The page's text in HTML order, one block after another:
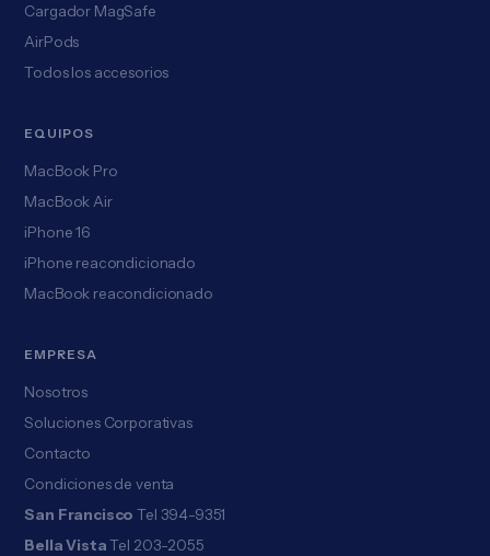
Cargador MagSafe
AirPods
Todos los accesorios
EQUIPOS
MacBook Pro
MacBook Air
iPhone 16
iPhone reacondicionado
MacBook reacondicionado
EMPRESA
Nosotros
Soluciones Corporativas
Contacto
Condiciones de venta
San Francisco Tel 394-9351
Bella Vista Tel 203-2055